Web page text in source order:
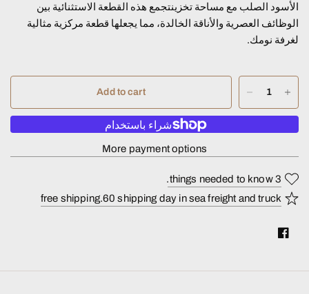
الأسود الصلب مع مساحة تخزينتجمع هذه القطعة الاستثنائية بين
الوظائف العصرية والأناقة الخالدة، مما يجعلها قطعة مركزية مثالية
لغرفة نومك.
Add to cart
More payment options
3 things needed to know.
free shipping.60 shipping day in sea freight and truck